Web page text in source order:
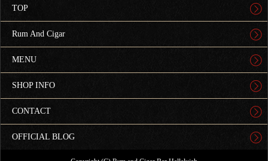
TOP
Rum And Cigar
MENU
SHOP INFO
CONTACT
OFFICIAL BLOG